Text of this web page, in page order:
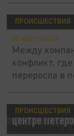
мужчину
ПРОИСШЕСТВИЯ
05 МАРТА 08:24
Между
конфликт,
переросла в
подробности
центре
ПРОИСШЕСТВИЯ